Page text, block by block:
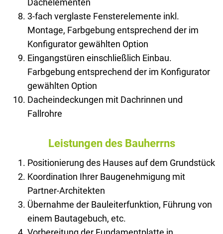
Dachelementen
3-fach verglaste Fensterelemente inkl.
Montage, Farbgebung entsprechend der im
Konfigurator gewählten Option
Eingangstüren einschließlich Einbau.
Farbgebung entsprechend der im Konfigurator
gewählten Option
Dacheindeckungen mit Dachrinnen und
Fallrohre
Leistungen des Bauherrns
Positionierung des Hauses auf dem Grundstück
Koordination Ihrer Baugenehmigung mit
Partner-Architekten
Übernahme der Bauleiterfunktion, Führung von
einem Bautagebuch, etc.